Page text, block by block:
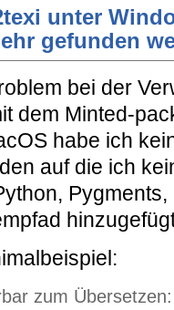
unter
gefunden
bei der
dem Minted-
habe ich
auf die ich
zum Übersetzen: